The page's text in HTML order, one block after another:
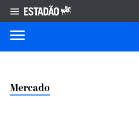
Mercado